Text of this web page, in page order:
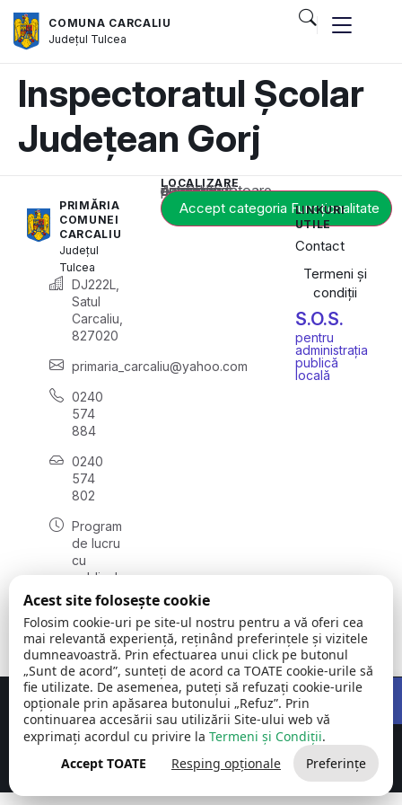
COMUNA CARCALIU
Județul Tulcea
Inspectoratul Școlar
Județean Gorj
PRIMĂRIA
COMUNEI
CARCALIU
Județul
Tulcea
DJ222L,
Satul
Carcaliu,
827020
primaria_carcaliu@yahoo.com
0240
574
884
0240
574
802
Program
de lucru
cu
publicul:
luni -
08:00 -
16:00
LOCALIZARE
Acest conținut este blocat până când acceptați categoria corespunzătoare de cookie-uri.
Accept categoria Funcționalitate
LINKURI
UTILE
Contact
Termeni și
condiții
S.O.S.
pentru
administrația
publică
locală
Comuna Carcaliu | județul
Tulcea
©
2026
Toate drepturile
rezervate
Concept realizat deBig Media Relații Publice SRL
Acest site folosește cookie
Folosim cookie-uri pe site-ul nostru pentru a vă oferi cea
mai relevantă experiență, reținând preferințele și vizitele
dumneavoastră. Prin efectuarea unui click pe butonul
„Sunt de acord”, sunteți de acord ca TOATE cookie-urile să
fie utilizate. De asemenea, puteți să refuzați cookie-urile
opționale prin apăsarea butonului „Refuz”. Prin
continuarea accesării sau utilizării Site-ului web vă
exprimați acordul cu privire la Termeni și Condiții.
Accept TOATE
Resping opționale Preferințe